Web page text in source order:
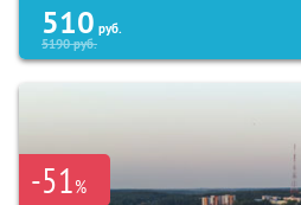
510 руб.
5190руб.
-51%